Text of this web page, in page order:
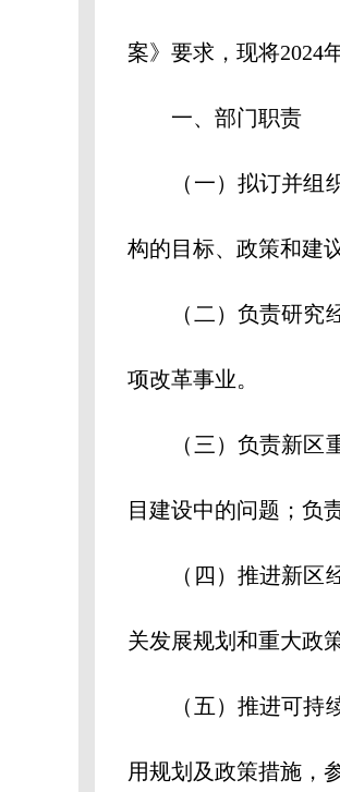
案》要求，现将2024
一、部门职责
（一）拟订并组织
构的目标、政策和建议
（二）负责研究经
项改革事业。
（三）负责新区重
目建设中的问题；负
（四）推进新区经
关发展规划和重大政
（五）推进可持续
用规划及政策措施，